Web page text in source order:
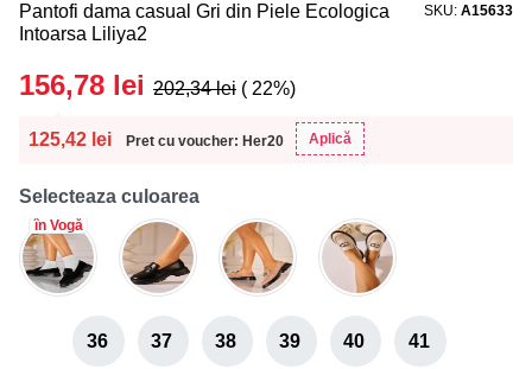
Pantofi dama casual Gri din Piele Ecologica
Intoarsa Liliya2
SKU A15633
125,42 lei Pret cu voucher: Her20 Aplică
156,78 lei 202,34lei ( 22%)
Selecteaza culoarea
în Vogă
36 37 38 39 40 41